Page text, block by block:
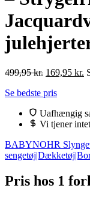
499,95kr. Den
pris
499,95 kr..
169,95 kr.
Se bedste pris
Uafhængig
Vi tjener
BABYNOHR
Pris hos 1